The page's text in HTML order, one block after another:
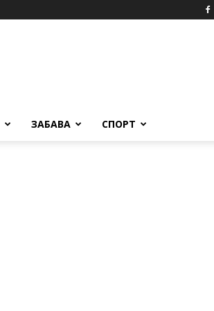
ЗАБАВА СПОРТ